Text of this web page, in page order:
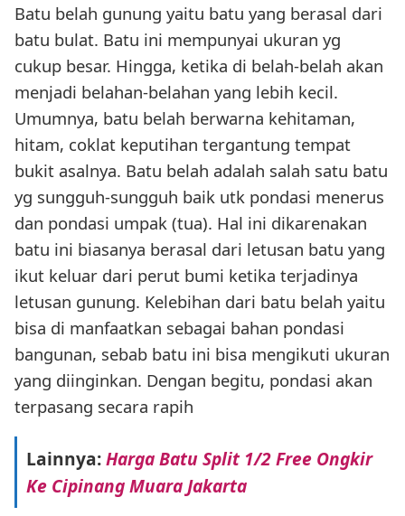
Batu belah gunung yaitu batu yang berasal dari
batu bulat. Batu ini mempunyai ukuran yg
cukup besar. Hingga, ketika di belah-belah akan
menjadi belahan-belahan yang lebih kecil.
Umumnya, batu belah berwarna kehitaman,
hitam, coklat keputihan tergantung tempat
bukit asalnya. Batu belah adalah salah satu batu
yg sungguh-sungguh baik utk pondasi menerus
dan pondasi umpak (tua). Hal ini dikarenakan
batu ini biasanya berasal dari letusan batu yang
ikut keluar dari perut bumi ketika terjadinya
letusan gunung. Kelebihan dari batu belah yaitu
bisa di manfaatkan sebagai bahan pondasi
bangunan, sebab batu ini bisa mengikuti ukuran
yang diinginkan. Dengan begitu, pondasi akan
terpasang secara rapih
Lainnya:Harga Batu Split 1/2 Free Ongkir
Ke Cipinang Muara Jakarta